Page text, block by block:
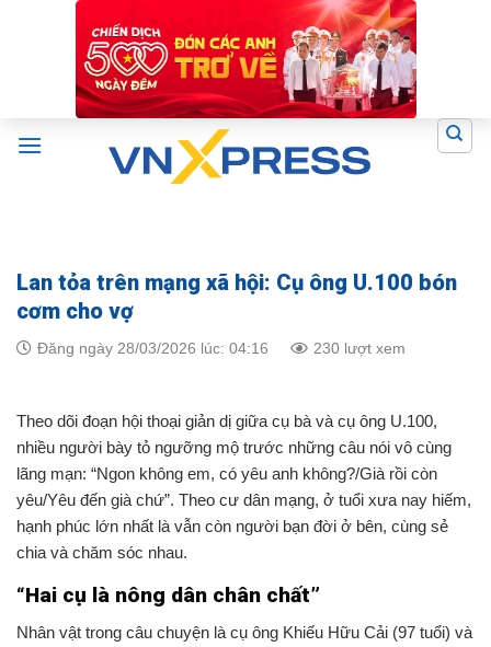
Lan tỏa trên mạng xã hội: Cụ ông U.100 bón
cơm cho vợ
Đăng ngày 28/03/2026 lúc: 04:16 230 lượt xem
Theo dõi đoạn hội thoại giản dị giữa cụ bà và cụ ông U.100,
nhiều người bày tỏ ngưỡng mộ trước những câu nói vô cùng
lãng mạn: “Ngon không em, có yêu anh không?/Già rồi còn
yêu/Yêu đến già chứ”. Theo cư dân mạng, ở tuổi xưa nay hiếm,
hạnh phúc lớn nhất là vẫn còn người bạn đời ở bên, cùng sẻ
chia và chăm sóc nhau.
“Hai cụ là nông dân chân chất”
Nhân vật trong câu chuyện là cụ ông Khiếu Hữu Cải (97 tuổi) và